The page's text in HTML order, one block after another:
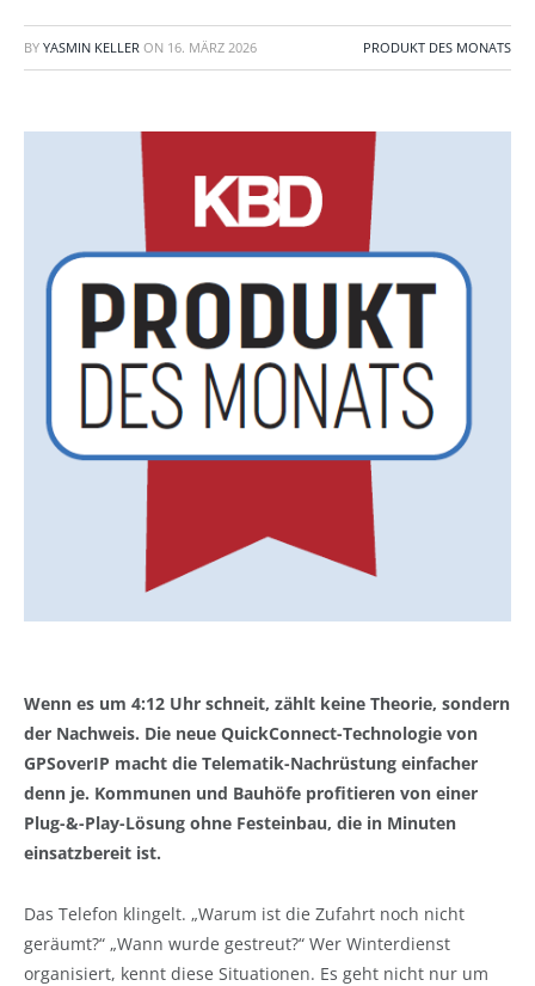
BY YASMIN KELLER ON 16. MÄRZ 2026 PRODUKT DES MONATS
Wenn es um 4:12 Uhr schneit, zählt keine Theorie, sondern
der Nachweis. Die neue QuickConnect-Technologie von
GPSoverIP macht die Telematik-Nachrüstung einfacher
denn je. Kommunen und Bauhöfe profitieren von einer
Plug-&-Play-Lösung ohne Festeinbau, die in Minuten
einsatzbereit ist.
Das Telefon klingelt. „Warum ist die Zufahrt noch nicht
geräumt?“ „Wann wurde gestreut?“ Wer Winterdienst
organisiert, kennt diese Situationen. Es geht nicht nur um